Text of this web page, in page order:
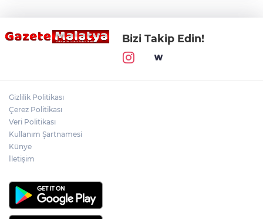
Bizi Takip Edin!
Gizlilik Politikası
Çerez Politikası
Veri Politikası
Kullanım Şartnamesi
Künye
İletişim